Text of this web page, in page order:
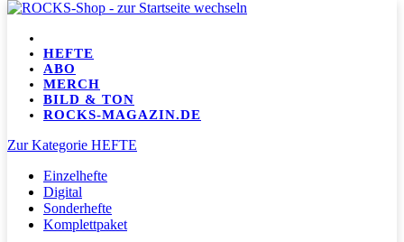
HEFTE
ABO
MERCH
BILD & TON
ROCKS-MAGAZIN.DE
Zur Kategorie HEFTE
Einzelhefte
Digital
Sonderhefte
Komplettpaket